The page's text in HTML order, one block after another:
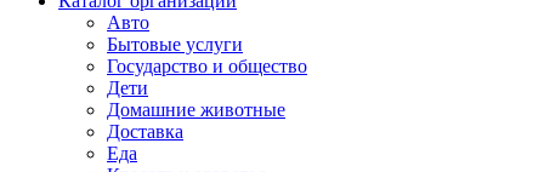
Авто
Бытовые услуги
Государство и общество
Дети
Домашние животные
Доставка
Еда